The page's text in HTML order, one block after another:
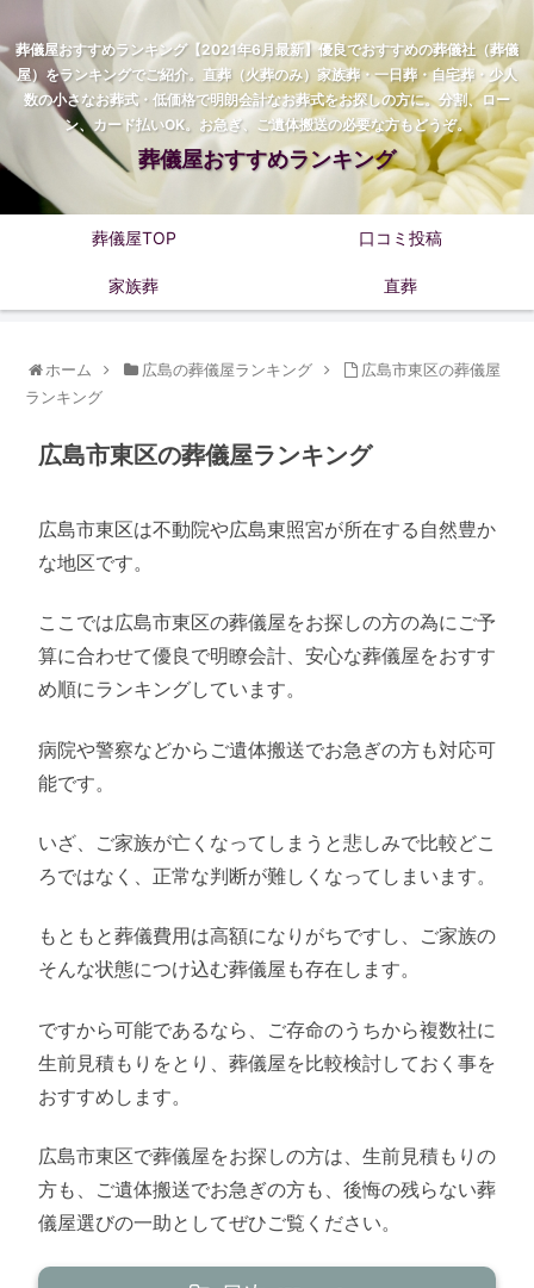
葬儀屋おすすめランキング【2021年6月最新】優良でおすすめの葬儀社（葬儀
屋）をランキングでご紹介。直葬（火葬のみ）家族葬・一日葬・自宅葬・少人
数の小さなお葬式・低価格で明朗会計なお葬式をお探しの方に。分割、ロー
ン、カード払いOK。お急ぎ、ご遺体搬送の必要な方もどうぞ。
葬儀屋おすすめランキング
葬儀屋TOP 口コミ投稿
家族葬 直葬
ホーム 広島の葬儀屋ランキング
広島市東区の葬儀屋
ランキング
広島市東区の葬儀屋ランキング
広島市東区は不動院や広島東照宮が所在する自然豊か
な地区です。
ここでは広島市東区の葬儀屋をお探しの方の為にご予
算に合わせて優良で明瞭会計、安心な葬儀屋をおすす
め順にランキングしています。
病院や警察などからご遺体搬送でお急ぎの方も対応可
能です。
いざ、ご家族が亡くなってしまうと悲しみで比較どこ
ろではなく、正常な判断が難しくなってしまいます。
もともと葬儀費用は高額になりがちですし、ご家族の
そんな状態につけ込む葬儀屋も存在します。
ですから可能であるなら、ご存命のうちから複数社に
生前見積もりをとり、葬儀屋を比較検討しておく事を
おすすめします。
広島市東区で葬儀屋をお探しの方は、生前見積もりの
方も、ご遺体搬送でお急ぎの方も、後悔の残らない葬
儀屋選びの一助としてぜひご覧ください。